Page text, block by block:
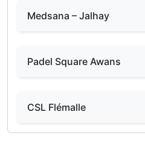
Medsana – Jalhay
Padel Square Awans
CSL Flémalle